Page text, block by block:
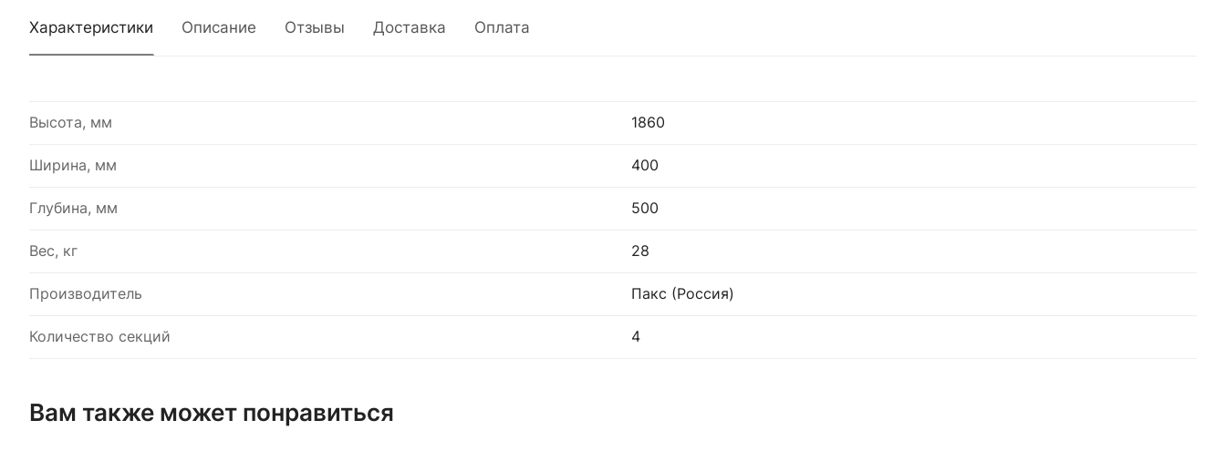
Характеристики Описание Отзывы Доставка Оплата
Высота, мм 1860
Ширина, мм 400
Глубина, мм 500
Вес, кг 28
Производитель Пакс (Россия)
Количество секций 4
Вам также может понравиться